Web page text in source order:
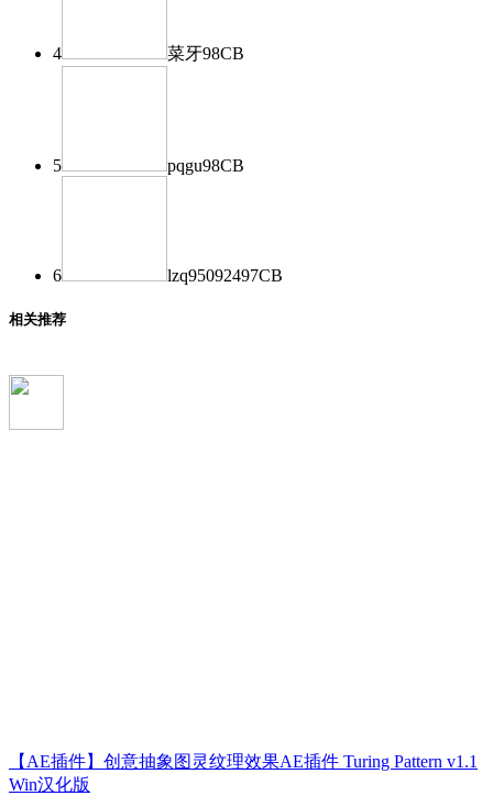
4 菜牙98CB
5 pqgu98CB
6 lzq95092497CB
相关推荐
【AE插件】创意抽象图灵纹理效果AE插件 Turing Pattern v1.1
Win汉化版